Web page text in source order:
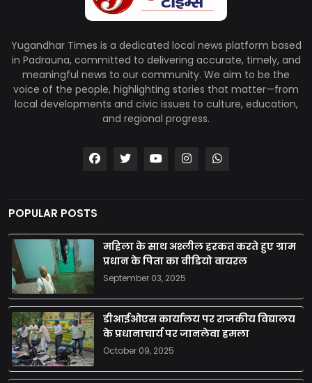
Yugandhar Times is a dedicated local news platform based
in Padrauna, committed to delivering accurate, timely, and
meaningful news to our community. We aim to be the
voice of the people, highlighting stories that matter—from
local developments and civic issues to culture, education,
and regional progress.
POPULAR POSTS
महिला के साथ अश्लील हरकत करते हुए ग्राम
प्रधान के पिता का वीडियो वायरल
September 03, 2025
डीआईओएस कार्यालय पर राजकीय विद्यालय
के प्रधानाचार्य पर जानलेवा हमला
October 09, 2025